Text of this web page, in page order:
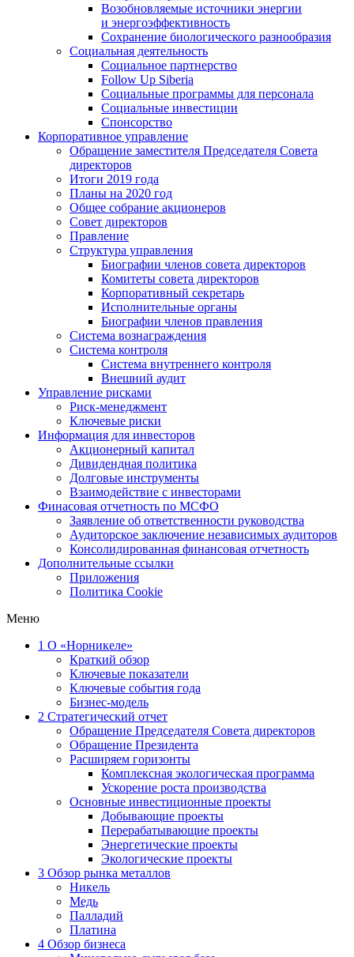
Возобновляемые источники энергии
и энергоэффективность
Сохранение биологического разнообразия
Социальная деятельность
Социальное партнерство
Follow Up Siberia
Социальные программы для персонала
Социальные инвестиции
Спонсорство
Корпоративное управление
Обращение заместителя Председателя Совета
директоров
Итоги 2019 года
Планы на 2020 год
Общее собрание акционеров
Совет директоров
Правление
Структура управления
Биографии членов совета директоров
Комитеты совета директоров
Корпоративный секретарь
Исполнительные органы
Биографии членов правления
Система вознаграждения
Система контроля
Система внутреннего контроля
Внешний аудит
Управление рисками
Риск-менеджмент
Ключевые риски
Информация для инвесторов
Акционерный капитал
Дивидендная политика
Долговые инструменты
Взаимодействие с инвеcторами
Финасовая отчетность по МСФО
Заявление об ответственности руководства
Аудиторское заключение независимых аудиторов
Консолидированная финансовая отчетность
Дополнительные ссылки
Приложения
Политика Cookie
Меню
1 О «Норникеле»
Краткий обзор
Ключевые показатели
Ключевые события года
Бизнес-модель
2 Стратегический отчет
Обращение Председателя Совета директоров
Обращение Президента
Расширяем горизонты
Комплексная экологическая программа
Ускорение роста производства
Основные инвестиционные проекты
Добывающие проекты
Перерабатывающие проекты
Энергетические проекты
Экологические проекты
3 Обзор рынка металлов
Никель
Медь
Палладий
Платина
4 Обзор бизнеса